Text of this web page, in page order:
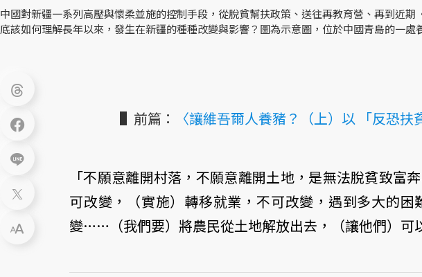
中國對新疆一系列高壓與懷柔並施的控制手段，從脫貧幫扶政策、送往再教育營、再到近
底該如何理解長年以來，發生在新疆的種種改變與影響？圖為示意圖，位於中國青島的一處
▌前篇： 〈讓維吾爾人養豬？（上）以 「反恐扶
「不願意離開村落，不願意離開土地，是無法脫貧致
可改變，（實施）轉移就業，不可改變，遇到多大的
變……（我們要）將農民從土地解放出去，（讓他們）可